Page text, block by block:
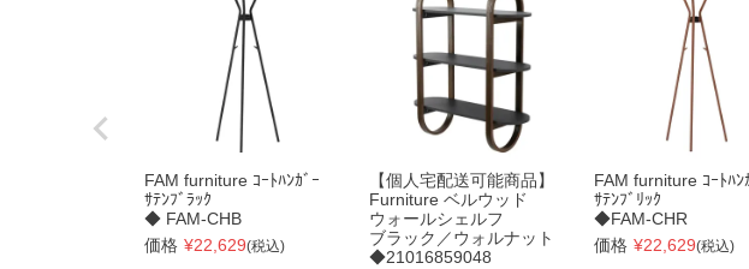
FAM furniture ｺｰﾄﾊﾝｶﾞｰ
ｻﾃﾝﾌﾞﾗｯｸ
◆ FAM-CHB
価格 ¥22,629(税込)
【個人宅配送可能商品】
Furniture ベルウッド
ウォールシェルフ
ブラック／ウォルナット
◆21016859048
FAM furniture ｺｰﾄﾊﾝ
ｻﾃﾝﾌﾞﾘｯｸ
◆FAM-CHR
価格 ¥22,629(税込)